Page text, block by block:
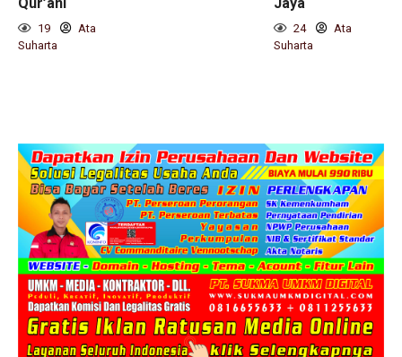
19
Ata
Suharta
24
Ata
Suharta